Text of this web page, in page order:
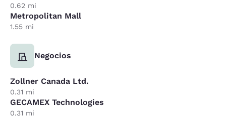
0.62 mi
Metropolitan Mall
1.55 mi
Negocios
Zollner Canada Ltd.
0.31 mi
GECAMEX Technologies
0.31 mi